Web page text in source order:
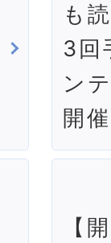
も
3回
ン
開
【